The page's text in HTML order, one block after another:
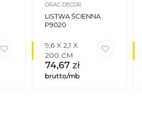
ORAC DECOR
LISTWA ŚCIENNA
P9020
9,6 X 2,1 X
200 CM
74,67 zł
brutto/mb